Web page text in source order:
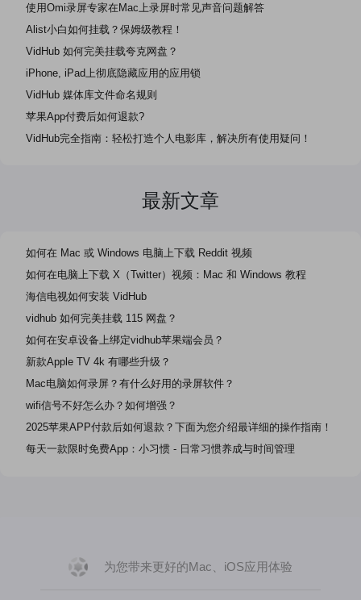
使用Omi录屏专家在Mac上录屏时常见声音问题解答
Alist小白如何挂载？保姆级教程！
VidHub 如何完美挂载夸克网盘？
iPhone, iPad上彻底隐藏应用的应用锁
VidHub 媒体库文件命名规则
苹果App付费后如何退款?
VidHub完全指南：轻松打造个人电影库，解决所有使用疑问！
最新文章
如何在 Mac 或 Windows 电脑上下载 Reddit 视频
如何在电脑上下载 X（Twitter）视频：Mac 和 Windows 教程
海信电视如何安装 VidHub
vidhub 如何完美挂载 115 网盘？
如何在安卓设备上绑定vidhub苹果端会员？
新款Apple TV 4k 有哪些升级？
Mac电脑如何录屏？有什么好用的录屏软件？
wifi信号不好怎么办？如何增强？
2025苹果APP付款后如何退款？下面为您介绍最详细的操作指南！
每天一款限时免费App：小习惯 - 日常习惯养成与时间管理
为您带来更好的Mac、iOS应用体验